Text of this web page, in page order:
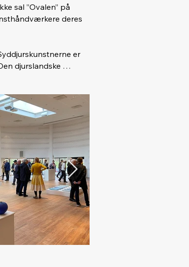
sal ”Ovalen” på
deres
er
djurslandske
magien opstår.
som mange
eller melankolsk
os og som havet
hos os.